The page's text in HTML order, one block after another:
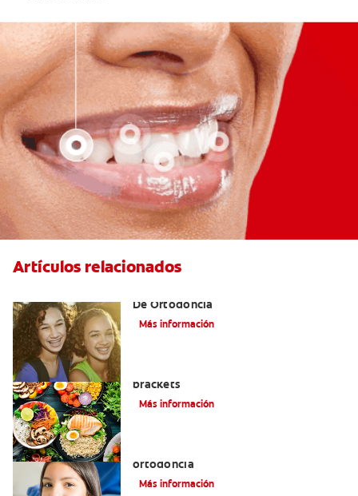
Artículos relacionados
De Ortodoncia
Más información
brackets
Más información
ortodoncia
Más información